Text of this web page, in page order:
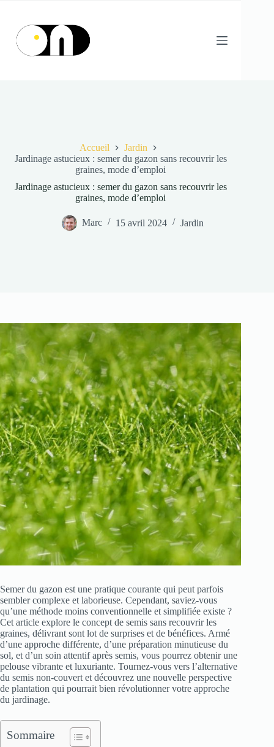
contenu
Accueil
Jardin
Jardinage astucieux : semer du gazon sans recouvrir les
graines, mode d’emploi
Jardinage astucieux : semer du gazon sans recouvrir les
graines, mode d’emploi
Marc 15 avril 2024 Jardin
Semer du gazon est une pratique courante qui peut parfois
sembler complexe et laborieuse. Cependant, saviez-vous
qu’une méthode moins conventionnelle et simplifiée existe ?
Cet article explore le concept de semis sans recouvrir les
graines, délivrant sont lot de surprises et de bénéfices. Armé
d’une approche différente, d’une préparation minutieuse du
sol, et d’un soin attentif après semis, vous pourrez obtenir une
pelouse vibrante et luxuriante. Tournez-vous vers l’alternative
du semis non-couvert et découvrez une nouvelle perspective
de plantation qui pourrait bien révolutionner votre approche
du jardinage.
Sommaire